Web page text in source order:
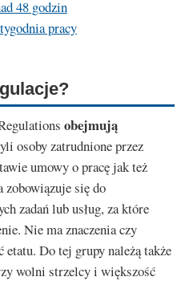
48 godzin
pracy
obejmują
osoby zatrudnione przez
umowy o pracę jak też
zobowiązuje się do
zadań lub usług, za które
Nie ma znaczenia czy
etatu. Do tej grupy należą także
wolni strzelcy i większość